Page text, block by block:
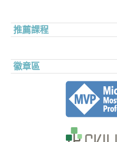
推薦課程
徽章區